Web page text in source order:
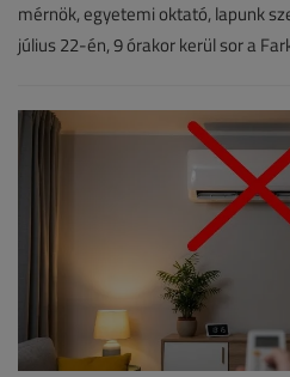
2026.
26.
mérnök, egyetemi oktató, lapunk
július 22-én, 9 órakor kerül sor a